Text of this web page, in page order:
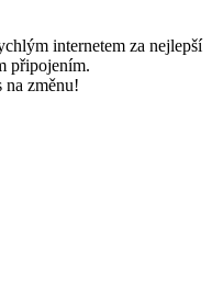
internetem za nejlepší
připojením.
na změnu!